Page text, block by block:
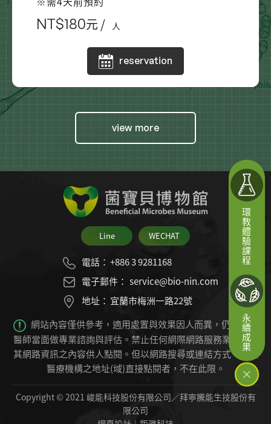
NT$180元 /
reservation
NT$180元 / 人
reservation
NT$180元 /
reservation
NT$180元 /
reservation
view more
Line WECHAT
電話： +886 3 9281168
電子郵件： service@bio-nin.com
地址： 宜蘭市梅洲一路22號
網站內容僅供參考，適用處置與效果因人而異，仍必須由
醫師當面做專業諮詢與評估。禁止任何網際網路服務業者轉錄
其網路資訊之內容供人點閱。 但以網路搜尋或連結方式，進入
醫療機構之地址(域)直接點閱者，不在此限。
Copyright © 2021 峻能科技股份有限公司／拜寧騰能生技股份有
限公司
環教體驗課程
永續成果